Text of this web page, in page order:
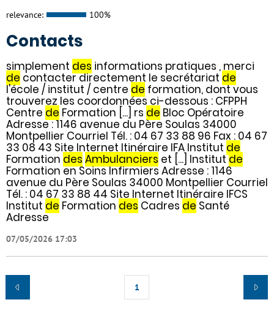
relevance: 100%
Contacts
simplement des informations pratiques , merci
de contacter directement le secrétariat de
l'école / institut / centre de formation, dont vous
trouverez les coordonnées ci-dessous : CFPPH
Centre de Formation [...] rs de Bloc Opératoire
Adresse : 1146 avenue du Père Soulas 34000
Montpellier Courriel Tél. : 04 67 33 88 96 Fax : 04 67
33 08 43 Site Internet Itinéraire IFA Institut de
Formation des Ambulanciers et [...] Institutde
Formation en Soins Infirmiers Adresse : 1146
avenue du Père Soulas 34000 Montpellier Courriel
Tél. : 04 67 33 88 44 Site Internet Itinéraire IFCS
Institut de Formation des Cadres de Santé
Adresse
07/05/2026 17:03
1